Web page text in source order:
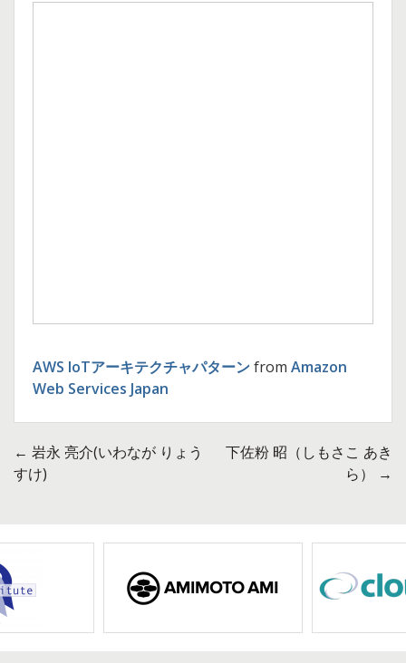
AWS IoTアーキテクチャパターンfrom Amazon
Web Services Japan
投
ナ
ゲ
ー
← 岩永 亮介(いわなが りょう
すけ)
下佐粉 昭（しもさこ あき
ら）
→